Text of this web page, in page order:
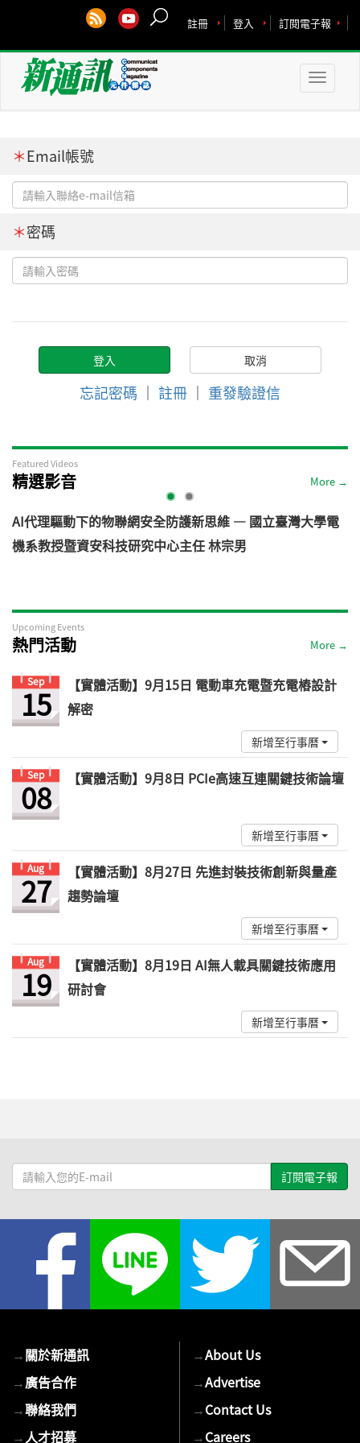
訂閱電子報
登入
註冊
Toggle
＊Email帳號
＊密碼
忘記密碼 ｜ 註冊 ｜ 重發驗證信
Featured Videos
精選影音 More →
AI代理驅動下的物聯網安全防護新思維 — 國立臺灣大學電
機系教授暨資安科技研究中心主任 林宗男
Upcoming Events
熱門活動 More →
Sep
15
【實體活動】9月15日 電動車充電暨充電樁設計
解密
新增至行事曆
Sep
08 【實體活動】9月8日 PCIe高速互連關鍵技術論壇
新增至行事曆
Aug
27
【實體活動】8月27日 先進封裝技術創新與量產
趨勢論壇
新增至行事曆
Aug
19
【實體活動】8月19日 AI無人載具關鍵技術應用
研討會
新增至行事曆
請
輸
→關於新通訊
→廣告合作
→聯絡我們
→人才招募
→About Us
→Advertise
→Contact Us
→Careers